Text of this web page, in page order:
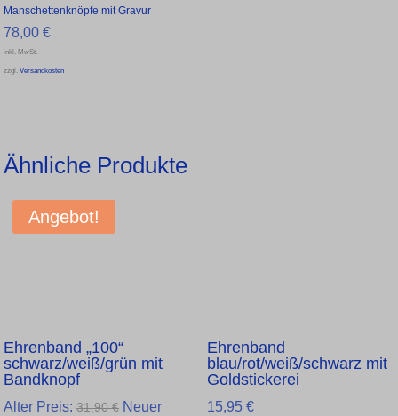
Manschettenknöpfe mit Gravur
78,00 €
inkl. MwSt.
zzgl. Versandkosten
Ähnliche Produkte
Angebot!
Ehrenband „100“
schwarz/weiß/grün mit
Bandknopf
Alter Preis: 31,90€ Ursprünglicher
Neuer
Ehrenband
blau/rot/weiß/schwarz mit
Goldstickerei
15,95 €